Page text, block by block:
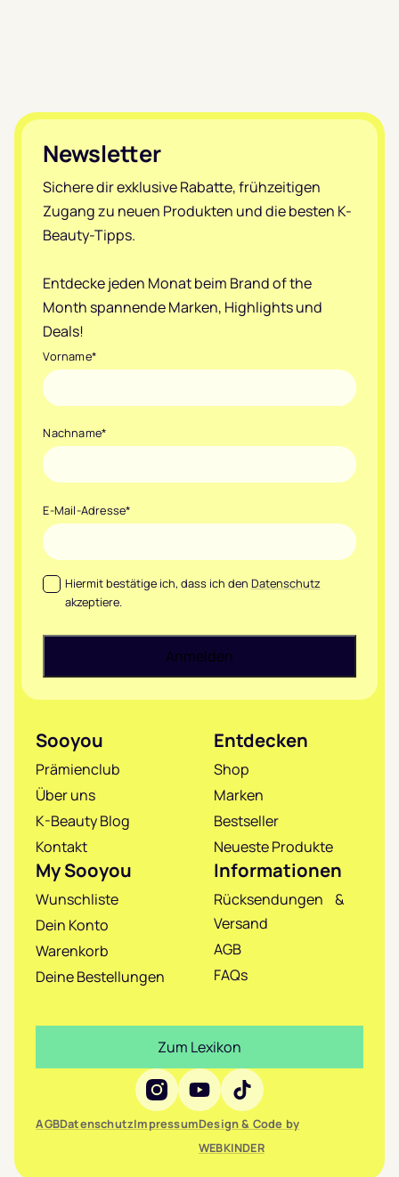
Footer
Newsletter
Sichere dir exklusive Rabatte, frühzeitigen
Zugang zu neuen Produkten und die besten K-
Beauty-Tipps.
Entdecke jeden Monat beim Brand of the
Month spannende Marken, Highlights und
Deals!
Vorname*
Nachname*
E-Mail-Adresse*
Datenschutz*
Hiermit bestätige ich, dass ich den Datenschutz
akzeptiere.
Sooyou
Prämienclub
Über uns
K-Beauty Blog
Kontakt
Entdecken
Shop
Marken
Bestseller
Neueste Produkte
My Sooyou
Wunschliste
Dein Konto
Warenkorb
Deine Bestellungen
Informationen
Rücksendungen &
Versand
AGB
FAQs
Social Media
AGBDatenschutzImpressumDesign & Code by
WEBKINDER
Zum Lexikon